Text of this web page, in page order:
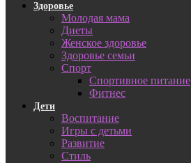
Здоровье
Молодая мама
Диеты
Женское здоровье
Здоровье семьи
Спорт
Спортивное питание
Фитнес
Дети
Воспитание
Игры с детьми
Развитие
Стиль